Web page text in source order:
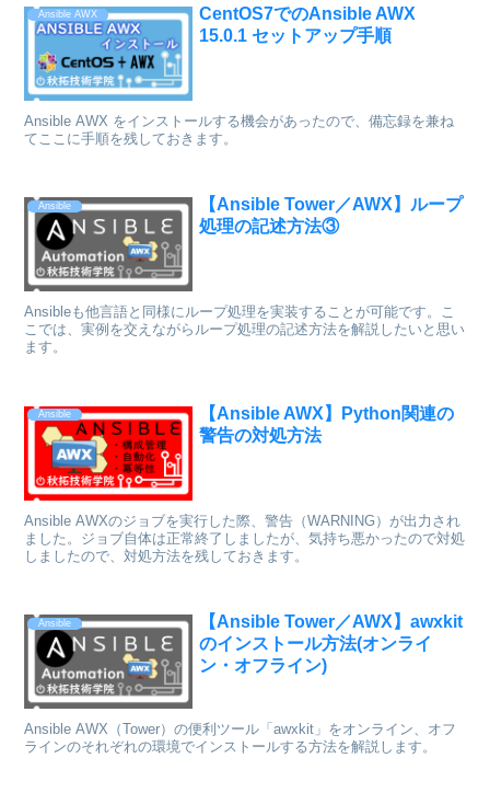
Ansible AWX
CentOS7でのAnsible AWX
15.0.1 セットアップ手順
Ansible AWX をインストールする機会があったので、備忘録を兼ね
てここに手順を残しておきます。
Ansible
【Ansible Tower／AWX】ループ
処理の記述方法③
Ansibleも他言語と同様にループ処理を実装することが可能です。こ
こでは、実例を交えながらループ処理の記述方法を解説したいと思い
ます。
Ansible
【Ansible AWX】Python関連の
警告の対処方法
Ansible AWXのジョブを実行した際、警告（WARNING）が出力され
ました。ジョブ自体は正常終了しましたが、気持ち悪かったので対処
しましたので、対処方法を残しておきます。
Ansible
【Ansible Tower／AWX】awxkit
のインストール方法(オンライ
ン・オフライン)
Ansible AWX（Tower）の便利ツール「awxkit」をオンライン、オフ
ラインのそれぞれの環境でインストールする方法を解説します。